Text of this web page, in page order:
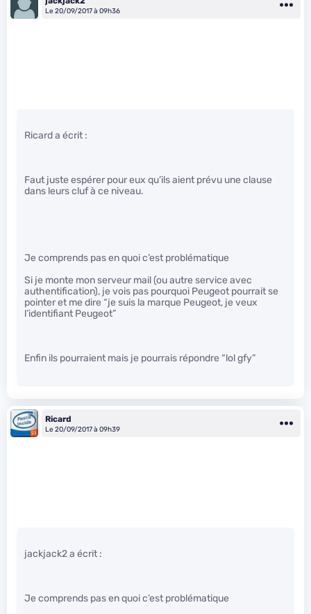
Le 20/09/2017 à 09h36
Ricard a écrit :
Faut juste espérer pour eux qu’ils aient prévu une clause
dans leurs cluf à ce niveau.
Je comprends pas en quoi c’est problématique
Si je monte mon serveur mail (ou autre service avec
authentification), je vois pas pourquoi Peugeot pourrait se
pointer et me dire “je suis la marque Peugeot, je veux
l’identifiant Peugeot”
Enfin ils pourraient mais je pourrais répondre “lol gfy”
Ricard
Le 20/09/2017 à 09h39
jackjack2 a écrit :
Je comprends pas en quoi c’est problématique